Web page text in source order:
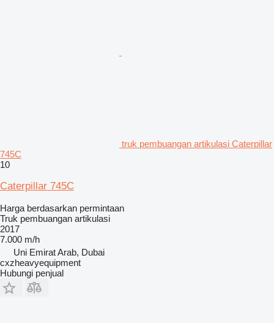
truk pembuangan artikulasi Caterpillar
745C
10
Caterpillar 745C
Harga berdasarkan permintaan
Truk pembuangan artikulasi
2017
7.000 m/h
Uni Emirat Arab, Dubai
cxzheavyequipment
Hubungi penjual